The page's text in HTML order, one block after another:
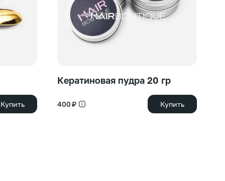
Купить
Кератиновая пудра 20 гр
400 ₽ Купить